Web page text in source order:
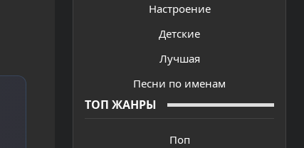
Настроение
Детские
Лучшая
Песни по именам
ТОП ЖАНРЫ
Поп